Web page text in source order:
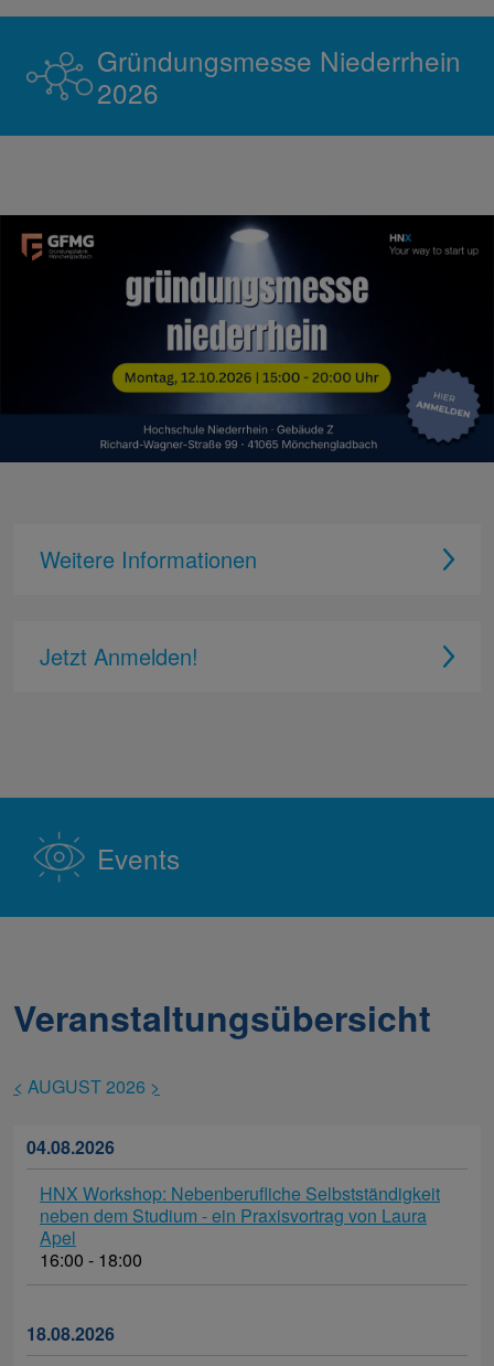
Gründungsmesse Niederrhein
2026
Weitere Informationen
Jetzt Anmelden!
Events
Veranstaltungsübersicht
< AUGUST 2026 >
04.08.2026
HNX Workshop: Nebenberufliche Selbstständigkeit
neben dem Studium - ein Praxisvortrag von Laura
Apel
16:00 - 18:00
18.08.2026